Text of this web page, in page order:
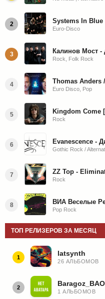
2
Euro-Disco
3
Rock, Folk Rock
4
Euro Disco, Pop
5
Rock
6
Gothic Rock /
7
Rock
8
Pop Rock
ТОП РЕЛИЗЕРОВ ЗА МЕСЯЦ
1 latsynth
26 АЛЬБОМОВ
2 Baragoz_BAO
1 АЛЬБОМОВ